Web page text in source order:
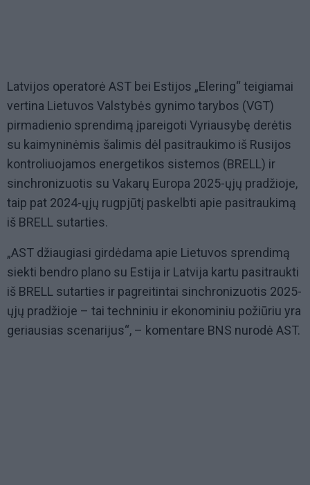
Latvijos operatorė AST bei Estijos „Elering“ teigiamai
vertina Lietuvos Valstybės gynimo tarybos (VGT)
pirmadienio sprendimą įpareigoti Vyriausybę derėtis
su kaimyninėmis šalimis dėl pasitraukimo iš Rusijos
kontroliuojamos energetikos sistemos (BRELL) ir
sinchronizuotis su Vakarų Europa 2025-ųjų pradžioje,
taip pat 2024-ųjų rugpjūtį paskelbti apie pasitraukimą
iš BRELL sutarties.
„AST džiaugiasi girdėdama apie Lietuvos sprendimą
siekti bendro plano su Estija ir Latvija kartu pasitraukti
iš BRELL sutarties ir pagreitintai sinchronizuotis 2025-
ųjų pradžioje – tai techniniu ir ekonominiu požiūriu yra
geriausias scenarijus“, – komentare BNS nurodė AST.